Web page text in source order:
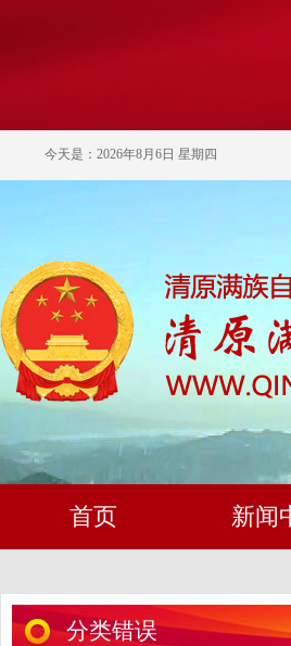
今天是：2026年8月6日 星期四
首页 新闻
分类错误